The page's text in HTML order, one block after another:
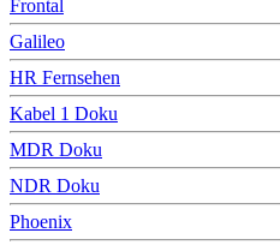
Frontal
Galileo
HR Fernsehen
Kabel 1 Doku
MDR Doku
NDR Doku
Phoenix